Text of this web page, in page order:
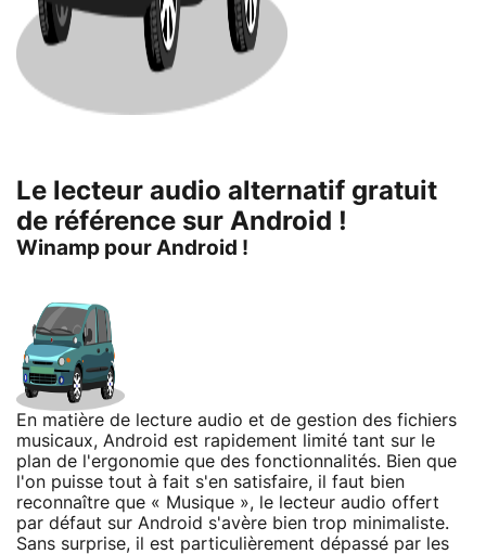
Le lecteur audio alternatif gratuit
de référence sur Android !
Winamp pour Android !
En matière de lecture audio et de gestion des fichiers
musicaux, Android est rapidement limité tant sur le
plan de l'ergonomie que des fonctionnalités. Bien que
l'on puisse tout à fait s'en satisfaire, il faut bien
reconnaître que « Musique », le lecteur audio offert
par défaut sur Android s'avère bien trop minimaliste.
Sans surprise, il est particulièrement dépassé par les